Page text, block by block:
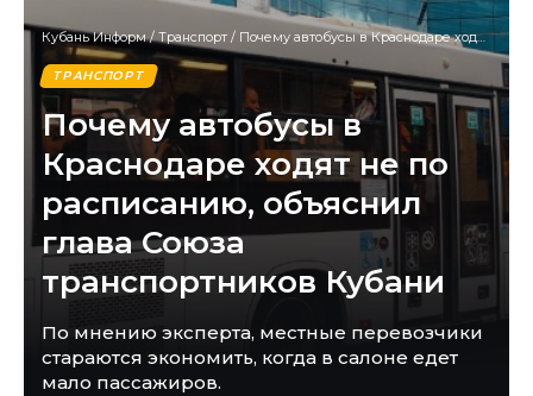
Кубань Информ/Транспорт / Почему автобусы в Краснодаре ходят не по расписанию, объяснил глава Союза транспортников Кубани
ТРАНСПОРТ
Почему автобусы в
Краснодаре ходят не по
расписанию, объяснил
глава Союза
транспортников Кубани
По мнению эксперта, местные перевозчики
стараются экономить, когда в салоне едет
мало пассажиров.